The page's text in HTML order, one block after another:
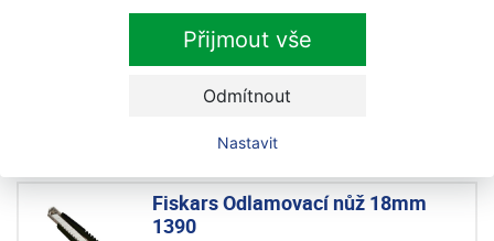
Přijmout vše
Odmítnout
Nastavit
univerzální nůž pro malíře
Novinka Akce
545 Kč s DPH
Fiskars Odlamovací nůž 18mm
1390